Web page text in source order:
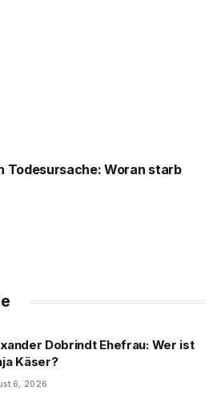
Todesursache: Woran starb
Dobrindt Ehefrau: Wer ist
Käser?
6, 2026